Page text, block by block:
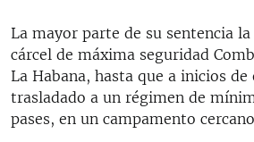
La mayor parte de su sentencia
cárcel de máxima seguridad
La Habana, hasta que a inicios de
trasladado a un régimen de
pases, en un campamento